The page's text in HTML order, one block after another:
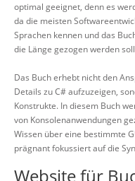
optimal geeignet, denn es
da die meisten
Sprachen kennen und das
die Länge gezogen werden
Das Buch erhebt nicht den
Details zu C# aufzuzeigen,
Konstrukte. In diesem Buch
von Konsolenanwendungen
Wissen über eine bestimmte
prägnant fokussiert auf die
Website für